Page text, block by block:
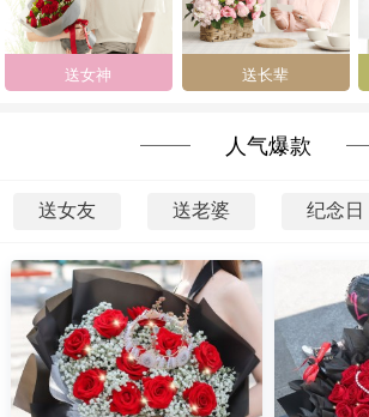
送女神 送长辈
人气爆款
送女友 送老婆 纪念日